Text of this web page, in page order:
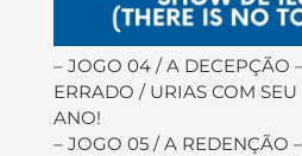
– JOGO 04 / A DECEPÇÃO
ERRADO / URIAS COM
ANO!
– JOGO 05 / A REDENÇÃO